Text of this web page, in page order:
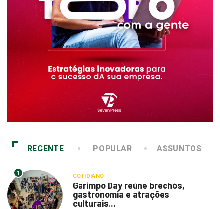
RECENTE POPULAR ASSUNTOS
1 COTIDIANO
Garimpo Day reúne brechós,
gastronomia e atrações
culturais...